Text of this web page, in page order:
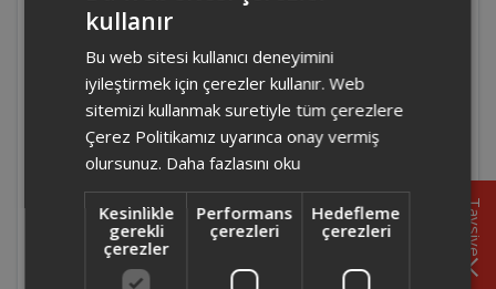
AR5134- Arzum Hairstar Neo Kurutma
Makinesi Üretici/İthalatçı firma kimdir ve
ürün nerede üretilmiştir?
AR5134- Arzum Hairstar Neo Kurutma
AR5134- Arzum Hairstar Neo Kurutma
Makinesi Uzatma kablosu kullanılabilir mi?
Tavsiye
kullanır
Bu web sitesi kullanıcı deneyimini
iyileştirmek için çerezler kullanır. Web
sitemizi kullanmak suretiyle tüm çerezlere
Çerez Politikamız uyarınca onay vermiş
olursunuz. Daha fazlasını oku
Kesinlikle
gerekli
çerezler
Performans
çerezleri
Hedefleme
çerezleri